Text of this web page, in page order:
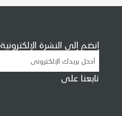
إنضم إلى النشرة الإلكترونية
تابعنا على